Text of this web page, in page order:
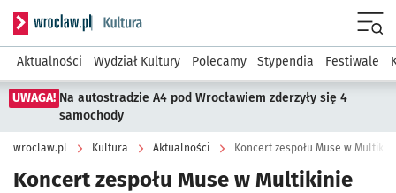
Serwis informacyjny wroclaw.pl podserwis: Kultura
Aktualności Wydział Kultury Polecamy Stypendia Festiwale
UWAGA! Na autostradzie A4 pod Wrocławiem zderzyły się 4
samochody
wroclaw.pl Kultura Aktualności Koncert zespołu Muse w
Koncert zespołu Muse w Multikinie